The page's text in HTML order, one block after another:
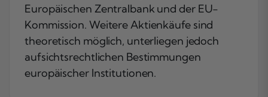
Europäischen Zentralbank und der EU-
Kommission. Weitere Aktienkäufe sind
theoretisch möglich, unterliegen jedoch
aufsichtsrechtlichen Bestimmungen
europäischer Institutionen.